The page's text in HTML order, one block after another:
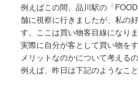
例えばこの間、品川駅の「
舗に視察に行きましたが、私の
す。ここは買い物客目線になりま
実際に自分が客として買い物を
メリットなのかについて考えるの
例えば、昨日は下記のようなこ